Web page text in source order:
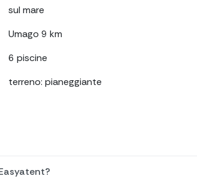
sul mare
Umago 9 km
6 piscine
terreno: pianeggiante